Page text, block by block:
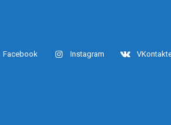
Facebook Instagram